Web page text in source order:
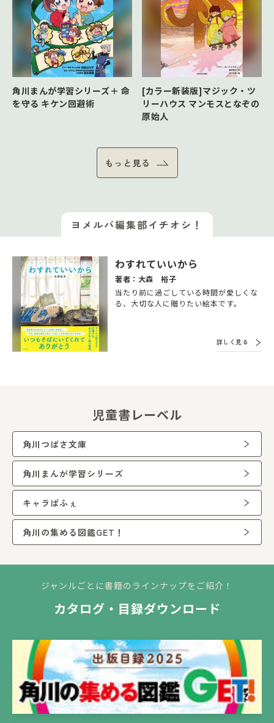
角川まんが学習シリーズ＋ 命
を守る キケン回避術
[カラー新装版]マジック・ツ
リーハウス マンモスとなぞの
原始人
もっと見る
ヨメルバ編集部イチオシ！
わすれていいから
著者：大森 裕子
当たり前に過ごしている時間が愛しくな
る、大切な人に贈りたい絵本です。
詳しく見る
児童書レーベル
角川つばさ文庫
角川まんが学習シリーズ
キャラぱふぇ
角川の集める図鑑GET！
ジャンルごとに書籍のラインナップをご紹介！
カタログ・目録ダウンロード